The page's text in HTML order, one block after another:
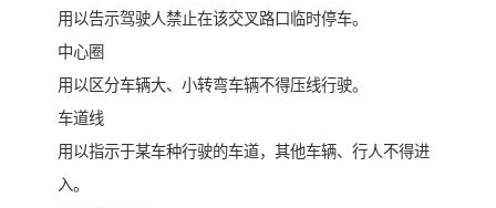
用以告示驾驶人禁止在该交叉路口临时停车。
中心圈
用以区分车辆大、小转弯车辆不得压线行驶。
车道线
用以指示于某车种行驶的车道，其他车辆、行人不得进
入。